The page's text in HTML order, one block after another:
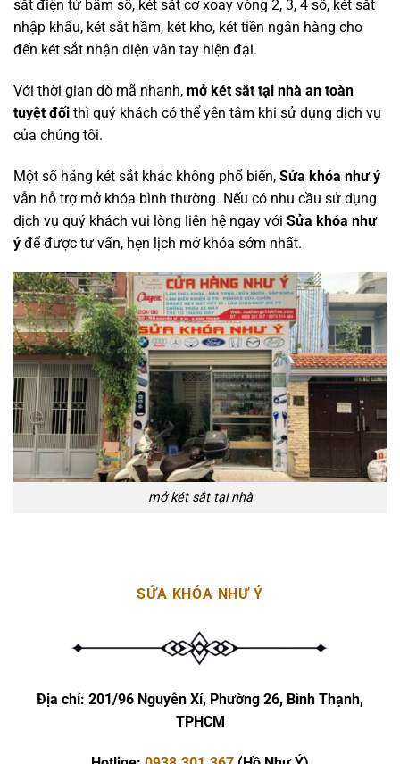
sắt điện tử bấm số, két sắt cơ xoay vòng 2, 3, 4 số, két sắt
nhập khẩu, két sắt hầm, két kho, két tiền ngân hàng cho
đến két sắt nhận diện vân tay hiện đại.
Với thời gian dò mã nhanh, mở két sắt tại nhà an toàn
tuyệt đối thì quý khách có thể yên tâm khi sử dụng dịch vụ
của chúng tôi.
Một số hãng két sắt khác không phổ biến, Sửa khóa như ý
vẫn hỗ trợ mở khóa bình thường. Nếu có nhu cầu sử dụng
dịch vụ quý khách vui lòng liên hệ ngay với Sửa khóa như
ý để được tư vấn, hẹn lịch mở khóa sớm nhất.
mở két sắt tại nhà
SỬA KHÓA NHƯ Ý
Địa chỉ: 201/96 Nguyễn Xí, Phường 26, Bình Thạnh,
TPHCM